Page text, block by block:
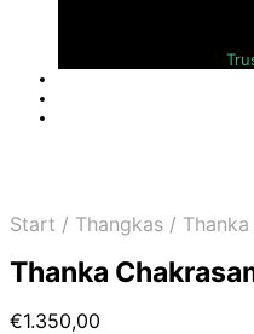
Start / Thangkas /
Thanka
€1.350,00